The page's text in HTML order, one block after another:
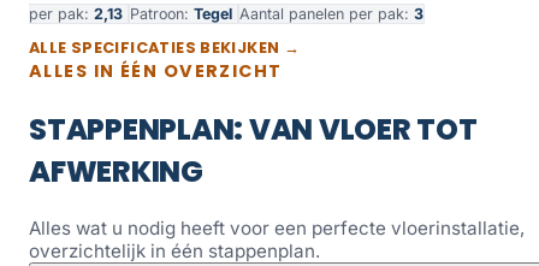
per pak: 2,13 Patroon: Tegel Aantal panelen per pak: 3
ALLE SPECIFICATIES BEKIJKEN →
ALLES IN ÉÉN OVERZICHT
STAPPENPLAN: VAN VLOER TOT
AFWERKING
Alles wat u nodig heeft voor een perfecte vloerinstallatie,
overzichtelijk in één stappenplan.